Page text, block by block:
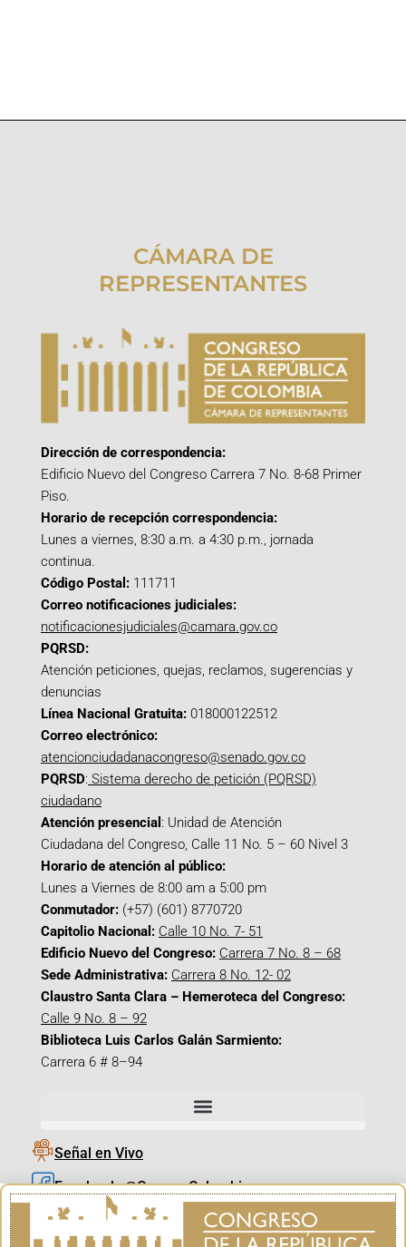
CÁMARA DE
REPRESENTANTES
Dirección de correspondencia:
Edificio Nuevo del Congreso Carrera 7 No. 8-68 Primer
Piso.
Horario de recepción correspondencia:
Lunes a viernes, 8:30 a.m. a 4:30 p.m., jornada
continua.
Código Postal: 111711
Correo notificaciones judiciales:
notificacionesjudiciales@camara.gov.co
PQRSD:
Atención peticiones, quejas, reclamos, sugerencias y
denuncias
Línea Nacional Gratuita: 018000122512
Correo electrónico:
atencionciudadanacongreso@senado.gov.co
PQRSD: Sistema derecho de petición (PQRSD)
ciudadano
Atención presencial : Unidad de Atención
Ciudadana del Congreso, Calle 11 No. 5 – 60 Nivel 3
Horario de atención al público:
Lunes a Viernes de 8:00 am a 5:00 pm
Conmutador: (+57) (601) 8770720
Capitolio Nacional: Calle 10 No. 7- 51
Edificio Nuevo del Congreso: Carrera 7 No. 8 – 68
Sede Administrativa: Carrera 8 No. 12- 02
Claustro Santa Clara – Hemeroteca del Congreso:
Calle 9 No. 8 – 92
Biblioteca Luis Carlos Galán Sarmiento:
Carrera 6 # 8–94
Señal en Vivo
Facebook_@CamaraColombia
Instagram_@CamaraColombia